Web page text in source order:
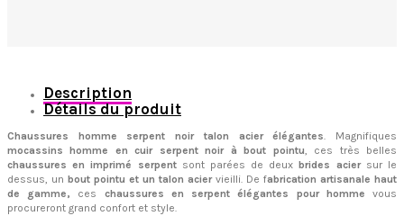
Description
Détails du produit
Chaussures homme serpent noir talon acier élégantes. Magnifiques
mocassins homme en cuir serpent noir à bout pointu, ces très belles
chaussures en imprimé serpentsont parées de deux brides aciersur le
dessus, un bout pointu et un talon aciervieilli. De fabrication artisanale haut
de gamme, ces chaussures en serpent élégantes pour homme vous
procureront grand confort et style.